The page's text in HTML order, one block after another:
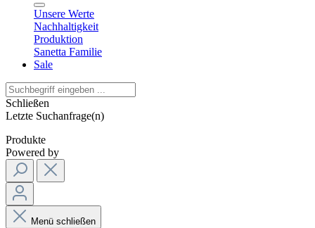
Unsere Werte
Nachhaltigkeit
Produktion
Sanetta Familie
Sale
Schließen
Letzte Suchanfrage(n)
Produkte
Powered by
Menü schließen